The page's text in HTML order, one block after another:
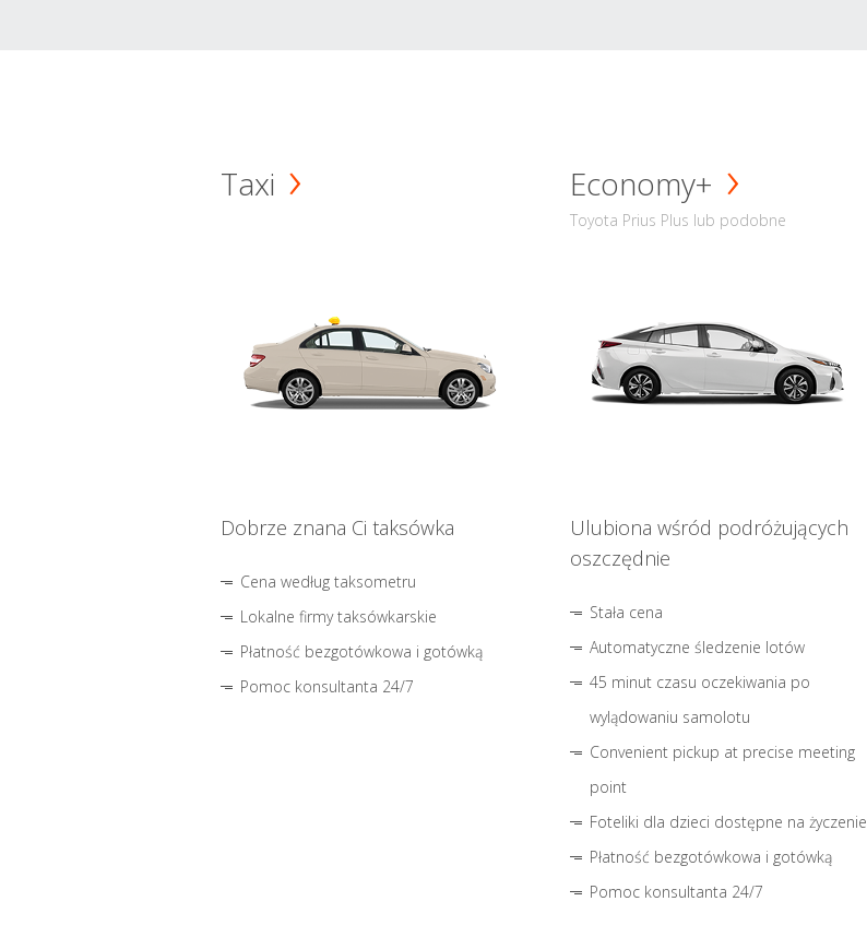
Taxi
Dobrze znana Ci taksówka
Cena według taksometru
Lokalne firmy taksówkarskie
Płatność bezgotówkowa i gotówką
Pomoc konsultanta 24/7
Economy+
Toyota Prius Plus lub podobne
Ulubiona wśród podróżujących
oszczędnie
Stała cena
Automatyczne śledzenie lotów
45 minut czasu oczekiwania po
wylądowaniu samolotu
Convenient pickup at precise meeting
point
Foteliki dla dzieci dostępne na życzenie
Płatność bezgotówkowa i gotówką
Pomoc konsultanta 24/7